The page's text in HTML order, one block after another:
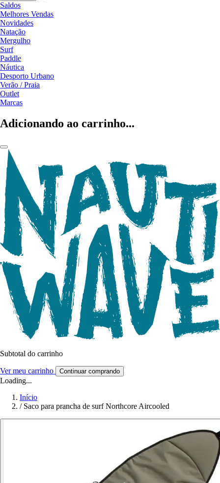
Saldos
Melhores Vendas
Novidades
Natação
Mergulho
Surf
Paddle
Náutica
Desporto Urbano
Verão / Praia
Outlet
Marcas
Adicionando ao carrinho...
Subtotal do carrinho
Ver meu carrinho Continuar comprando
Loading...
Início
/ Saco para prancha de surf Northcore Aircooled